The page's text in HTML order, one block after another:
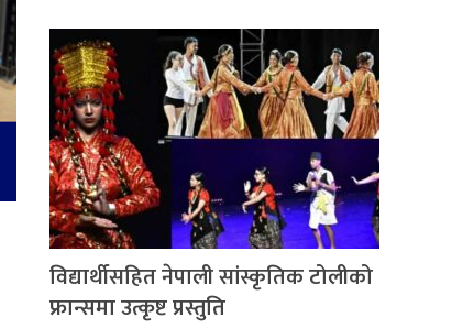
विद्यार्थीसहित नेपाली सांस्कृतिक टोलीको
फ्रान्समा उत्कृष्ट प्रस्तुति